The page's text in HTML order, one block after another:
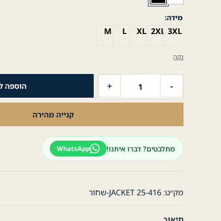
מידה
M L XL 2XL 3XL
נקה
-
ג׳קט
עם
כובע
נשלף
ולוגו
-
+ הוספה
קנייה מהירה
מתלבטים? דברו איתנו! WhatsApp
מק״ט:JACKET 25-416-שחור